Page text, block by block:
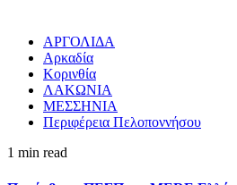
ΑΡΓΟΛΙΔΑ
Αρκαδία
Κορινθία
ΛΑΚΩΝΙΑ
ΜΕΣΣΗΝΙΑ
Περιφέρεια Πελοποννήσου
1 min read